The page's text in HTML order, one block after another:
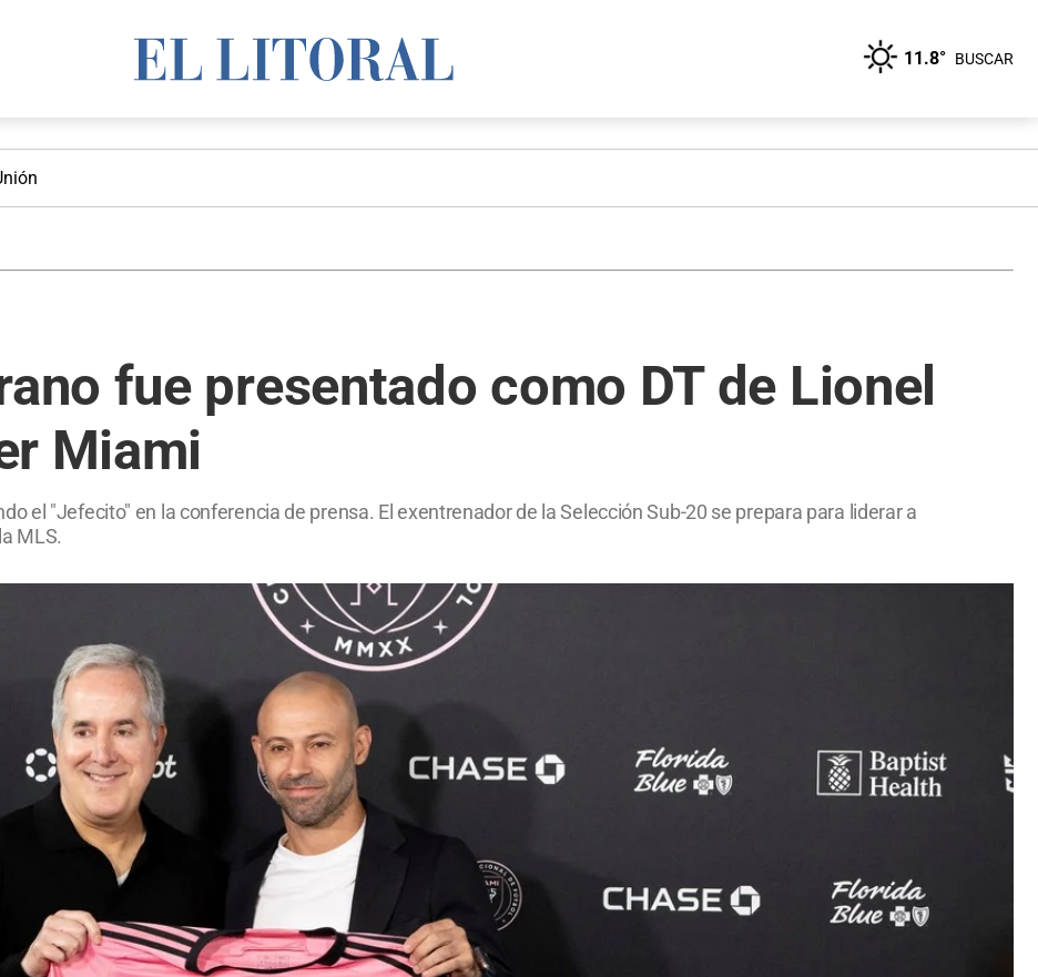
11.8° BUSCAR
fue presentado como DT de Lionel
Miami
el "Jefecito" en la conferencia de prensa. El exentrenador de la Selección Sub-20 se prepara para liderar a
MLS.